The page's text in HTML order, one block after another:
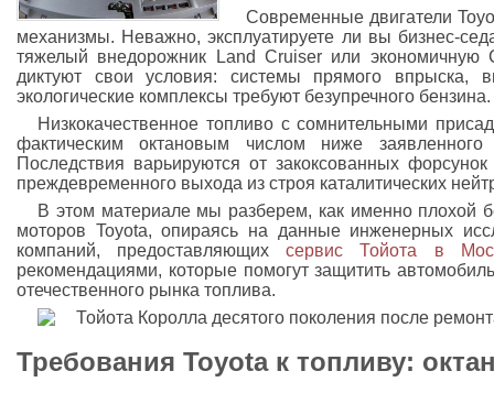
Современные двигатели
механизмы. Неважно, эксплуатируете ли вы бизнес-
тяжелый внедорожник Land Cruiser или экономичную
диктуют свои условия: системы прямого впрыска,
экологические комплексы требуют безупречного бензина.
Низкокачественное топливо с сомнительными
фактическим октановым числом ниже
Последствия варьируются от закоксованных
преждевременного выхода из строя каталитических
В этом материале мы разберем, как именно плохой
моторов Toyota, опираясь на данные инженерных
компаний, предоставляющихсервис Тойота в
рекомендациями, которые помогут защитить
отечественного рынка топлива.
Требования Toyota к топливу: